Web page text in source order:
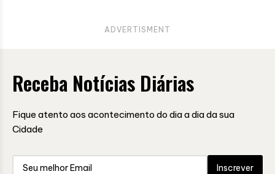
ADVERTISMENT
Receba Notícias Diárias
Fique atento aos acontecimento do dia a dia da sua
Cidade
Inscrever